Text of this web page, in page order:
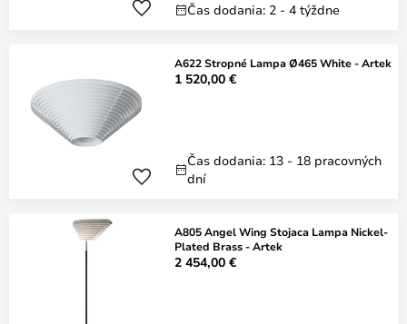
Čas dodania: 2 - 4 týždne
A622 Stropné Lampa Ø465 White - Artek
1 520,00 €
Čas dodania: 13 - 18 pracovných
dní
A805 Angel Wing Stojaca Lampa Nickel-
Plated Brass - Artek
2 454,00 €